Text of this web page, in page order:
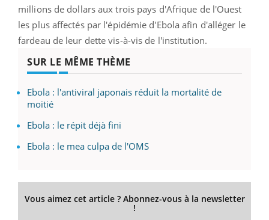
millions de dollars aux trois pays d'Afrique de l'Ouest
les plus affectés par l'épidémie d'Ebola afin d'alléger le
fardeau de leur dette vis-à-vis de l'institution.
SUR LE MÊME THÈME
Ebola : l'antiviral japonais réduit la mortalité de
moitié
Ebola : le répit déjà fini
Ebola : le mea culpa de l'OMS
Vous aimez cet article ? Abonnez-vous à la newsletter
!